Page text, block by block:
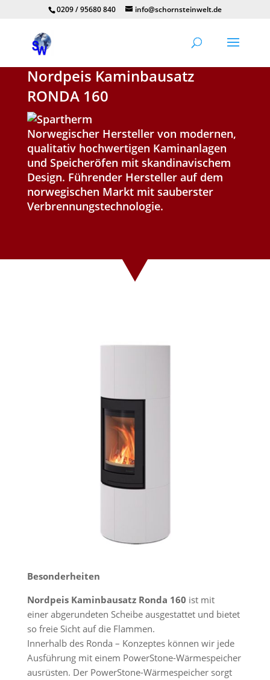
0209 / 95680 840 info@schornsteinwelt.de
Nordpeis Kaminbausatz
RONDA 160
Norwegischer Hersteller von modernen,
qualitativ hochwertigen Kaminanlagen
und Speicheröfen mit skandinavischem
Design. Führender Hersteller auf dem
norwegischen Markt mit sauberster
Verbrennungstechnologie.
Besonderheiten
Nordpeis Kaminbausatz Ronda 160 ist mit
einer abgerundeten Scheibe ausgestattet und bietet
so freie Sicht auf die Flammen.
Innerhalb des Ronda – Konzeptes können wir jede
Ausführung mit einem PowerStone-Wärmespeicher
ausrüsten. Der PowerStone-Wärmespeicher sorgt